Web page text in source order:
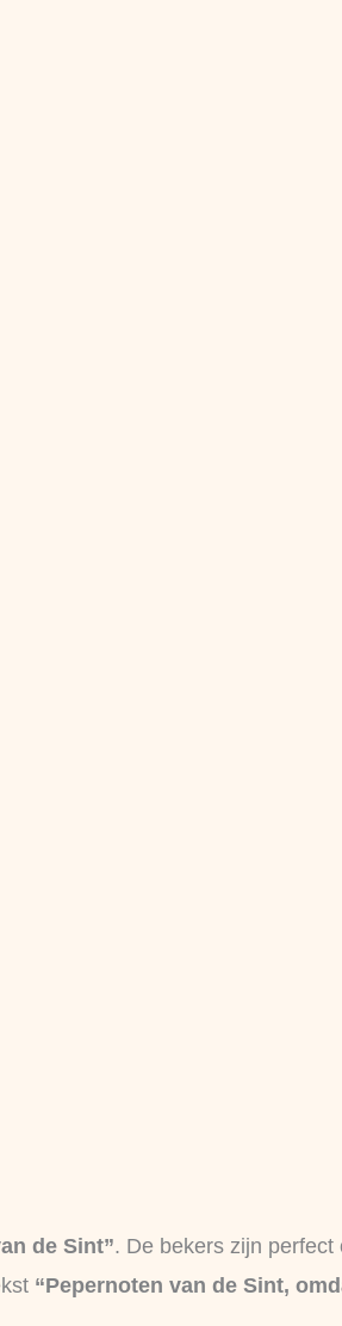
de Sint”. De bekers zijn
“Pepernoten van de Sint,